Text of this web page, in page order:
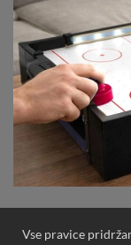
Vse pravice